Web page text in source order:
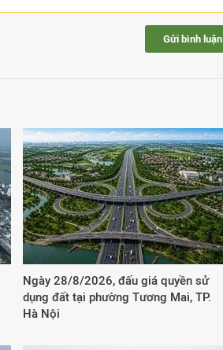
Gửi bình luận
Ngày 28/8/2026, đấu giá quyền sử
dụng đất tại phường Tương Mai, TP.
Hà Nội